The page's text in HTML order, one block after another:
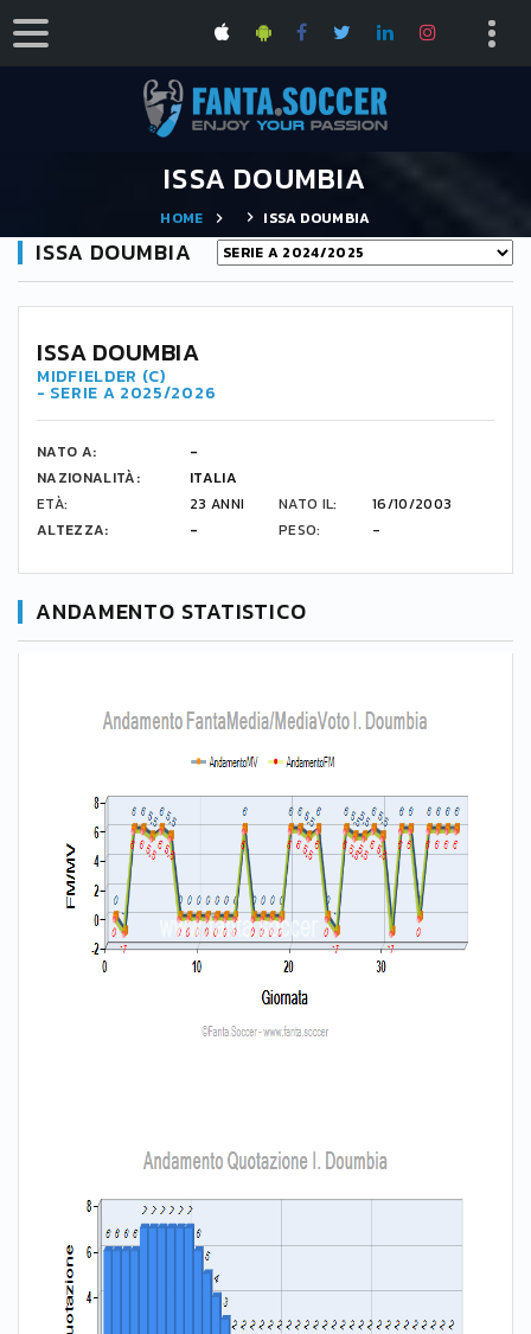
ISSA DOUMBIA
HOME ISSA DOUMBIA
ISSA DOUMBIA
ISSA DOUMBIA
MIDFIELDER (C)
- SERIE A 2025/2026
NATO A:
-
NAZIONALITÀ:
ITALIA
ETÀ:
23 ANNI NATO IL:
16/10/2003
ALTEZZA:
- PESO: -
ANDAMENTO STATISTICO